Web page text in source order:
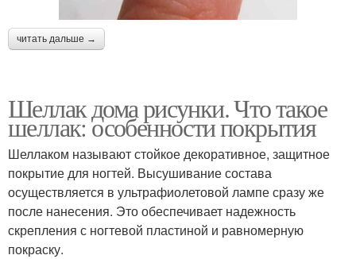
читать дальше →
Шеллак дома рисунки. Что такое
шеллак: особенности покрытия
Шеллаком называют стойкое декоративное, защитное
покрытие для ногтей. Высушивание состава
осуществляется в ультрафиолетовой лампе сразу же
после нанесения. Это обеспечивает надежность
скрепления с ногтевой пластиной и равномерную
покраску.